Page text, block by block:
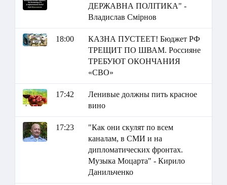
ДЕРЖАВНА ПОЛІТИКА" -
Владислав Смірнов
18:00
КАЗНА ПУСТЕЕТ! Бюджет РФ
ТРЕЩИТ ПО ШВАМ. Россияне
ТРЕБУЮТ ОКОНЧАНИЯ
«СВО»
17:42
Ленивые должны пить красное
вино
17:23
"Как они скулят по всем
каналам, в СМИ и на
дипломатических фронтах.
Музыка Моцарта" - Кирило
Данильченко